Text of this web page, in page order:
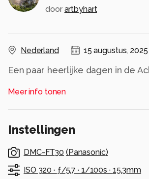
door artbyhart
Nederland 15 augustus, 2025
Een paar heerlijke dagen in de
langs het water kon maken, was
voor de koeien. Die lagen daar
achterkant. Ook leuk!
Elle Hart
Alle rechten voorbehouden
Meer info tonen
Instellingen
DMC-FT30 ( Panasonic)
ISO 320 · ƒ/5.7 · 1/100s · 15.3mm